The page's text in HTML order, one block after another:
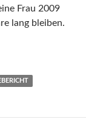
Frau 2009
lang bleiben.
Land der